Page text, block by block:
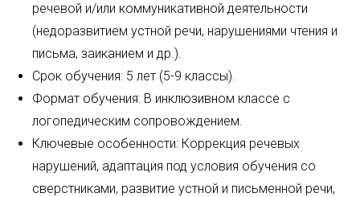
речевой и/или коммуникативной деятельности
(недоразвитием устной речи, нарушениями чтения и
письма, заиканием и др.).
Срок обучения: 5 лет (5-9 классы).
Формат обучения: В инклюзивном классе с
логопедическим сопровождением.
Ключевые особенности: Коррекция речевых
нарушений, адаптация под условия обучения со
сверстниками, развитие устной и письменной речи,